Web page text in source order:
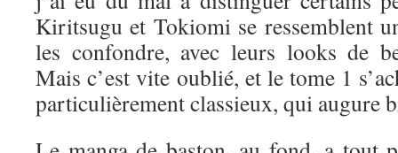
Kiritsugu et Tokiomi se ressemblent
les confondre, avec leurs looks de
Mais c’est vite oublié, et le tome 1
particulièrement classieux, qui augure